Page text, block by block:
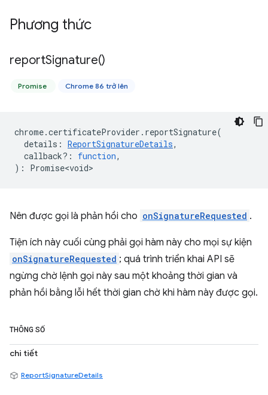
Phương thức
reportSignature()
Promise Chrome 86 trở lên
chrome.certificateProvider . reportSignature(
details : ReportSignatureDetails,
callback? : function,
) : Promise<void>
Nên được gọi là phản hồi cho onSignatureRequested .
Tiện ích này cuối cùng phải gọi hàm này cho mọi sự kiện
onSignatureRequested ; quá trình triển khai API sẽ
ngừng chờ lệnh gọi này sau một khoảng thời gian và
phản hồi bằng lỗi hết thời gian chờ khi hàm này được gọi.
THÔNG SỐ
chi tiết
ReportSignatureDetails